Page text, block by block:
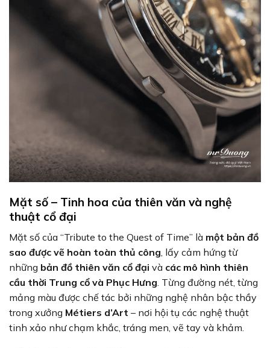
Mặt số – Tinh hoa của thiên văn và nghệ
thuật cổ đại
Mặt số của “Tribute to the Quest of Time” là một bản đồ
sao được vẽ hoàn toàn thủ công , lấy cảm hứng từ
những bản đồ thiên văn cổ đại và các mô hình thiên
cầu thời Trung cổ và Phục Hưng . Từng đường nét, từng
mảng màu được chế tác bởi những nghệ nhân bậc thầy
trong xưởng Métiers d’Art – nơi hội tụ các nghệ thuật
tinh xảo như chạm khắc, tráng men, vẽ tay và khảm.